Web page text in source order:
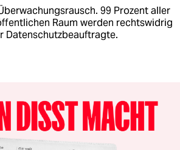
99 Prozent aller
Raum werden rechtswidrig
Datenschutzbeauftragte.